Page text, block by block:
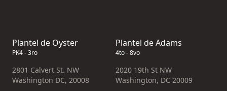
Plantel de Oyster
PK4 - 3ro
2801 Calvert St. NW
Washington DC, 20008
Plantel de Adams
4to - 8vo
2020 19th St NW
Washington, DC 20009